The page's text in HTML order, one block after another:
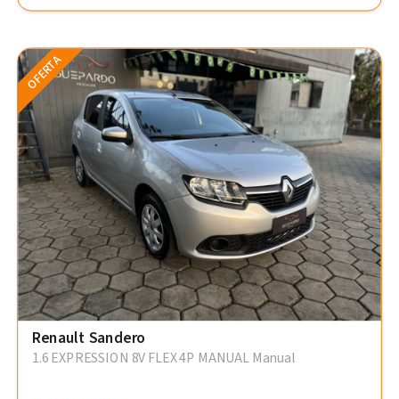
OFERTA
Renault Sandero
1.6 EXPRESSION 8V FLEX 4P MANUAL Manual